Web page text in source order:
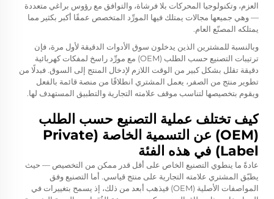
العزم، وتكنولوجيا المحركات بلا فرشاة، والتوافق مع رؤوس براغي متعددة
— وهي جميعها مجالات يمتلك فيها المورِّد المتخصص عمقًا أكبر بكثير مما
يمتلكه المصنّع العام.
وبالنسبة للمشترين الذين يدخلون سوق الأدوات الدقيقة لأول مرة، فإن
ترتيبات التصنيع حسب الطلب (OEM) مع مورِّد راسخ لمفكات كهربائية
دقيقة تقلل بشكل كبير من الوقت اللازم لإدخال المنتج إلى السوق. فبدلًا من
تطوير منتج من الصفر، يعمل المشتري انطلاقًا من منصة قائمة بالفعل
ويقوم بتخصيصها لتناسب موقف علامته التجارية والتطبيق المستهدف لها.
كيف تختلف عملية التصنيع حسب الطلب
(OEM) عن التسمية الخاصة (Private
Label) في هذه الفئة
عادةً ما ينطوي التصنيع الخاص على أقل قدر ممكن من التخصيص — حيث
يطبّق المشتري علامته التجارية على منتج قياسي. أما التصنيع وفق
المواصفات الأصلية (OEM) فيذهب أبعد من ذلك، إذ يسمح بتغييرات في